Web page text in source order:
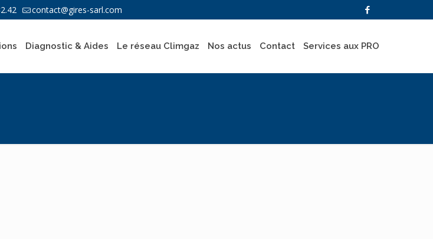
contact@gires-sarl.com
Diagnostic & Aides Le réseau Climgaz Nos actus Contact Services aux PRO